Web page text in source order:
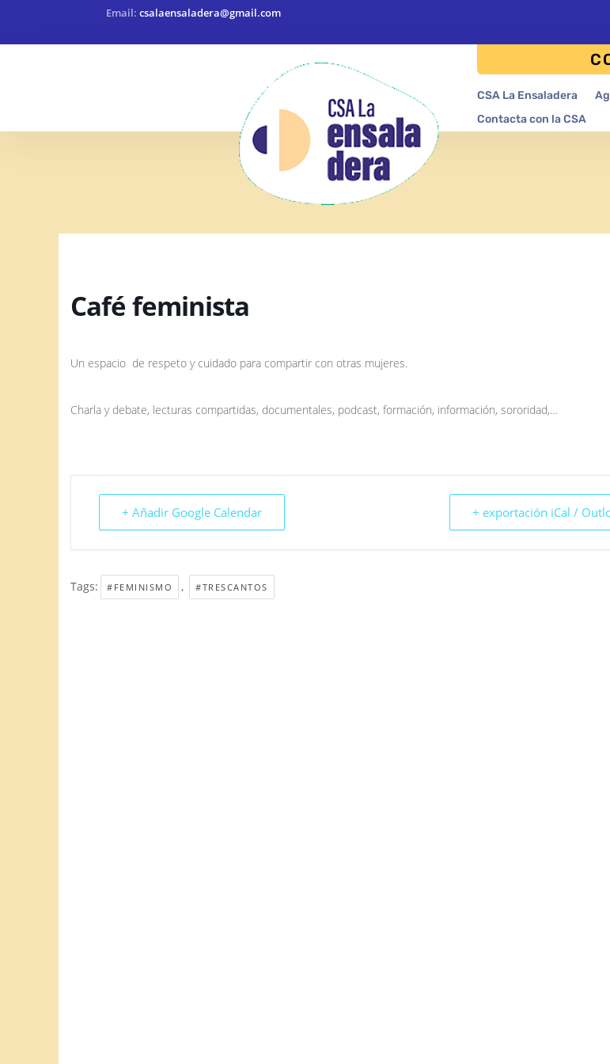
Email:csalaensaladera@gmail.com
CSA La Ensaladera
Contacta con la CSA
Café feminista
Un espacio de respeto y cuidado para compartir con otras mujeres.
Charla y debate, lecturas compartidas, documentales, podcast, formación, información, sororidad,…
+ Añadir Google Calendar + exportación iCal /
Tags: #FEMINISMO , #TRESCANTOS